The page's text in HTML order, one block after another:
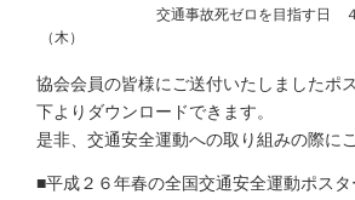
交通事故死ゼロを目指す日 ４月
（木）
協会会員の皆様にご送付いたしましたポ
下よりダウンロードできます。
是非、交通安全運動への取り組みの際に
■平成２６年春の全国交通安全運動ポス